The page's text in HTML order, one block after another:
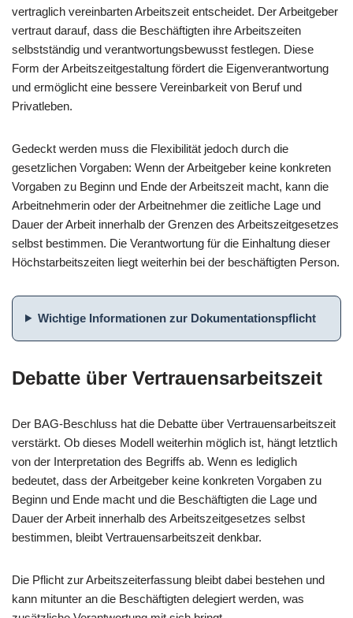
vertraglich vereinbarten Arbeitszeit entscheidet. Der Arbeitgeber
vertraut darauf, dass die Beschäftigten ihre Arbeitszeiten
selbstständig und verantwortungsbewusst festlegen. Diese
Form der Arbeitszeitgestaltung fördert die Eigenverantwortung
und ermöglicht eine bessere Vereinbarkeit von Beruf und
Privatleben.
Gedeckt werden muss die Flexibilität jedoch durch die
gesetzlichen Vorgaben: Wenn der Arbeitgeber keine konkreten
Vorgaben zu Beginn und Ende der Arbeitszeit macht, kann die
Arbeitnehmerin oder der Arbeitnehmer die zeitliche Lage und
Dauer der Arbeit innerhalb der Grenzen des Arbeitszeitgesetzes
selbst bestimmen. Die Verantwortung für die Einhaltung dieser
Höchstarbeitszeiten liegt weiterhin bei der beschäftigten Person.
Wichtige Informationen zur Dokumentationspflicht
Debatte über Vertrauensarbeitszeit
Der BAG-Beschluss hat die Debatte über Vertrauensarbeitszeit
verstärkt. Ob dieses Modell weiterhin möglich ist, hängt letztlich
von der Interpretation des Begriffs ab. Wenn es lediglich
bedeutet, dass der Arbeitgeber keine konkreten Vorgaben zu
Beginn und Ende macht und die Beschäftigten die Lage und
Dauer der Arbeit innerhalb des Arbeitszeitgesetzes selbst
bestimmen, bleibt Vertrauensarbeitszeit denkbar.
Die Pflicht zur Arbeitszeiterfassung bleibt dabei bestehen und
kann mitunter an die Beschäftigten delegiert werden, was